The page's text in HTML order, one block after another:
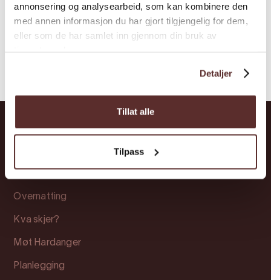
annonsering og analysearbeid, som kan kombinere den
med annen informasjon du har gjort tilgjengelig for dem,
eller som de har samlet inn gjennom din bruk av
Detaljer
Tillat alle
Tilpass
Overnatting
Kva skjer?
Møt Hardanger
Planlegging